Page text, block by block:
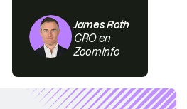
James Roth
CRO en
ZoomInfo